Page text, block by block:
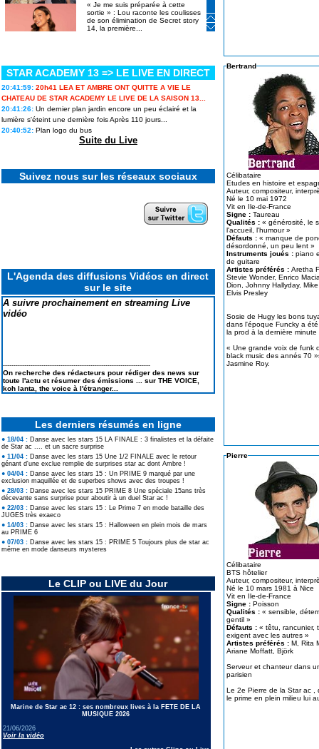
« Je me suis préparée à cette
sortie » : Lou raconte les coulisses
de son élimination de Secret story
14, la première...
peux pas passer pour une
perdante. »
Ulysse de Star academy 12
intègre le casting d'une émission
phare de M6
Revivez tous les feux d'artifice
géants et concerts du 4 Juillet
2026 pour le 250e anniversaire
Le casting de SECRET STORY 14
en portraits & la liste des secrets
: Le suivi des scores : Pire score
en finale et TRES MAUVAIS
STAR ACADEMY 13 => LE LIVE EN DIRECT
20:41:59: 20h41 LEA ET AMBRE ONT QUITTE A VIE LE
CHATEAU DE STAR ACADEMY LE LIVE DE LA SAISON 13...
20:41:26: Un dernier plan jardin encore un peu éclairé et la
lumière s'éteint une dernière fois Après 110 jours...
20:40:52: Plan logo du bus
Suite du Live
Suivez nous sur les réseaux sociaux
L'Agenda des diffusions Vidéos en direct
sur le site
A suivre prochainement en streaming Live
vidéo
---------------------------------------------------------------------
On recherche des rédacteurs pour rédiger des news sur
toute l'actu et résumer des émissions ... sur THE VOICE,
koh lanta, the voice à l'étranger...
Les derniers résumés en ligne
● 18/04 : Danse avec les stars 15 LA FINALE : 3 finalistes et la défaite
de Star ac .... et un sacre surprise
● 11/04 : Danse avec les stars 15 Une 1/2 FINALE avec le retour
génant d'une exclue remplie de surprises star ac dont Ambre !
● 04/04 : Danse avec les stars 15 : Un PRIME 9 marqué par une
exclusion maquillée et de superbes shows avec des troupes !
● 28/03 : Danse avec les stars 15 PRIME 8 Une spéciale 15ans très
décevante sans surprise pour aboutir à un duel Star ac !
● 22/03 : Danse avec les stars 15 : Le Prime 7 en mode bataille des
JUGES très exaeco
● 14/03 : Danse avec les stars 15 : Halloween en plein mois de mars
au PRIME 6
● 07/03 : Danse avec les stars 15 : PRIME 5 Toujours plus de star ac
même en mode danseurs mysteres
Le CLIP ou LIVE du Jour
Marine de Star ac 12 : ses nombreux lives à la FETE DE LA
MUSIQUE 2026
21/06/2026
Voir la vidéo
Bertrand
Célibataire
Etudes en histoire et
Auteur, compositeur,
Né le 10 mai 1972
Vit en Ile-de-France
Signe : Taureau
Qualités : « générosité, le
l'accueil, l'humour »
Défauts : « manque de
désordonné, un peu lent »
Instruments joués : piano
de guitare
Artistes préférés : Aretha
Stevie Wonder, Enrico Macias, Céline
Dion, Johnny Hallyday,
Elvis Presley
Sosie de Hugy les bons
dans l'époque Funcky a
« Une grande voix de funk
black music des annés 70
Jasmine Roy.
Pierre
Célibataire
BTS hôtelier
Auteur, compositeur,
Né le 10 mars 1981 à Nice
Vit en Ile-de-France
Signe : Poisson
Qualités : « sensible,
gentil »
Défauts : « têtu, rancunier,
exigent avec les autres »
Artistes préférés : M, Rita
Ariane Moffatt, Björk
Serveur et chanteur dans
parisien
Le 2e Pierre de la Star ac ,
le prime en plein milieu lui